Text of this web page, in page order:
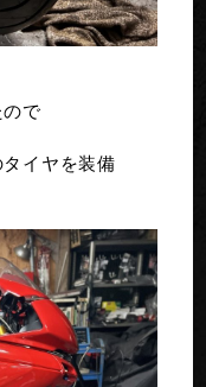
で
イヤを装備